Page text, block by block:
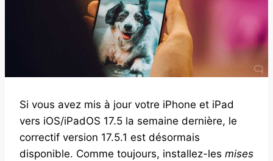
Si vous avez mis à jour votre iPhone et iPad
vers iOS/iPadOS 17.5 la semaine dernière, le
correctif version 17.5.1 est désormais
disponible. Comme toujours, installez-les mises